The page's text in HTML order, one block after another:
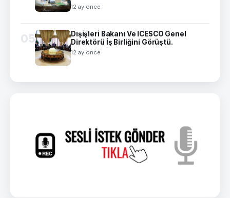
12 ay önce
05
Dışişleri Bakanı Ve ICESCO Genel
Direktörü İş Birliğini Görüştü.
12 ay önce